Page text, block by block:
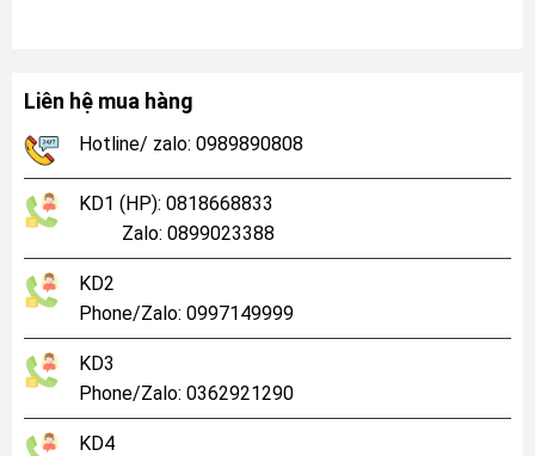
Liên hệ mua hàng
Hotline/ zalo: 0989890808
KD1 (HP): 0818668833
Zalo: 0899023388
KD2
Phone/Zalo: 0997149999
KD3
Phone/Zalo: 0362921290
KD4